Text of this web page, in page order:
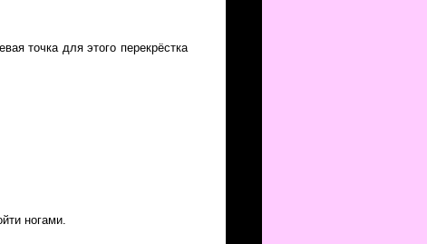
точка для этого перекрёстка
ногами.